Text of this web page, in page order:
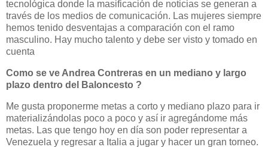
tecnológica donde la masificación de noticias se generan a
través de los medios de comunicación. Las mujeres siempre
hemos tenido desventajas a comparación con el ramo
masculino. Hay mucho talento y debe ser visto y tomado en
cuenta
Como se ve Andrea Contreras en un mediano y largo
plazo dentro del Baloncesto ?
Me gusta proponerme metas a corto y mediano plazo para ir
materializándolas poco a poco y así ir agregándome más
metas. Las que tengo hoy en día son poder representar a
Venezuela y regresar a Italia a jugar y hacer un gran torneo.